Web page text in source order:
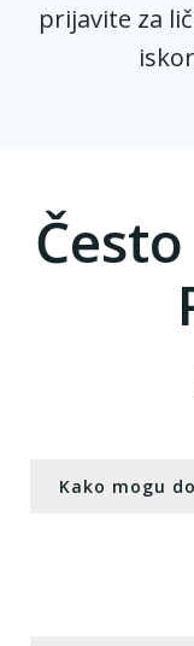
prijavite za
Kako mogu